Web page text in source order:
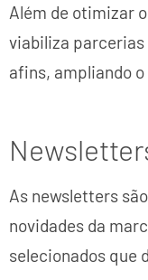
Além de otimizar
viabiliza parcerias
afins, ampliando
As newsletters
novidades da
selecionados que